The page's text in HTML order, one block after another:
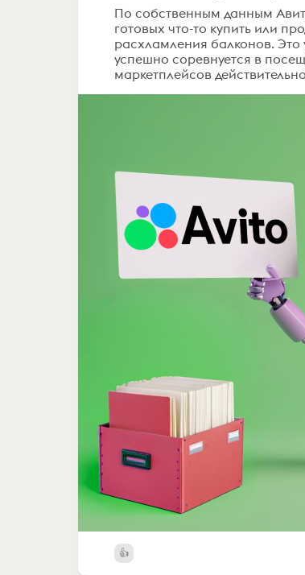
По собственным данным
готовых что-то купить или
расхламления балконов.
успешно соревнуется в
маркетплейсов